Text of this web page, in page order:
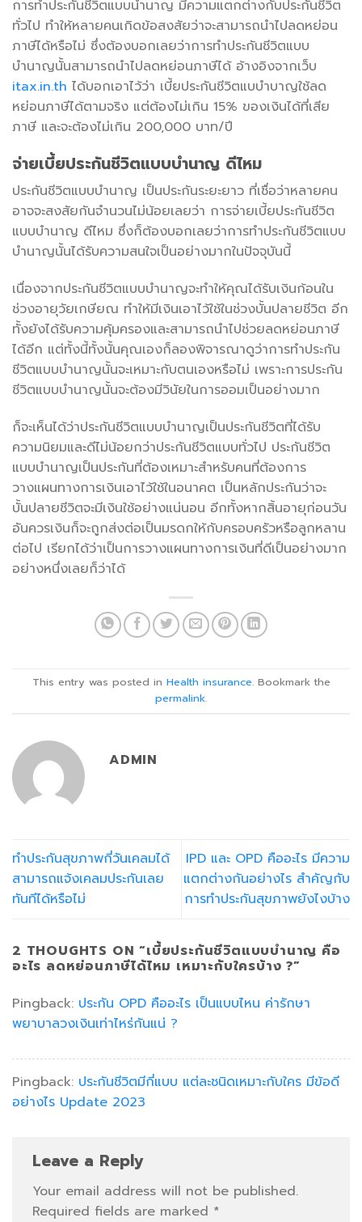
การทำประกันชีวิตแบบนำนาญ มีความแตกต่างกับประกันชีวิต
ทั่วไป ทำให้หลายคนเกิดข้อสงสัยว่าจะสามารถนำไปลดหย่อน
ภาษีได้หรือไม่ ซึ่งต้องบอกเลยว่าการทำประกันชีวิตแบบ
บำนาญนั้นสามารถนำไปลดหย่อนภาษีได้ อ้างอิงจากเว็บ
itax.in.th ได้บอกเอาไว้ว่า เบี้ยประกันชีวิตแบบำบาญใช้ลด
หย่อนภาษีได้ตามจริง แต่ต้องไม่เกิน 15% ของเงินได้ที่เสีย
ภาษี และจะต้องไม่เกิน 200,000 บาท/ปี
จ่ายเบี้ยประกันชีวิตแบบบำนาญ ดีไหม
ประกันชีวิตแบบบำนาญ เป็นประกันระยะยาว ที่เชื่อว่าหลายคน
อาจจะสงสัยกันจำนวนไม่น้อยเลยว่า การจ่ายเบี้ยประกันชีวิต
แบบบำนาญ ดีไหม ซึ่งก็ต้องบอกเลยว่าการทำประกันชีวิตแบบ
บำนาญนั้นได้รับความสนใจเป็นอย่างมากในปัจจุบันนี้
เนื่องจากประกันชีวิตแบบบำนาญจะทำให้คุณได้รับเงินก้อนใน
ช่วงอายุวัยเกษียณ ทำให้มีเงินเอาไว้ใช้ในช่วงบั้นปลายชีวิต อีก
ทั้งยังได้รับความคุ้มครองและสามารถนำไปช่วยลดหย่อนภาษี
ได้อีก แต่ทั้งนี้ทั้งนั้นคุณเองก็ลองพิจารณาดูว่าการทำประกัน
ชีวิตแบบบำนาญนั้นจะเหมาะกับตนเองหรือไม่ เพราะการประกัน
ชีวิตแบบบำนาญนั้นจะต้องมีวินัยในการออมเป็นอย่างมาก
ก็จะเห็นได้ว่าประกันชีวิตแบบบำนาญเป็นประกันชีวิตที่ได้รับ
ความนิยมและดีไม่น้อยกว่าประกันชีวิตแบบทั่วไป ประกันชีวิต
แบบบำนาญเป็นประกันที่ต้องเหมาะสำหรับคนที่ต้องการ
วางแผนทางการเงินเอาไว้ใช้ในอนาคต เป็นหลักประกันว่าจะ
บั้นปลายชีวิตจะมีเงินใช้อย่างแน่นอน อีกทั้งหากสิ้นอายุก่อนวัน
อันควรเงินก็จะถูกส่งต่อเป็นมรดกให้กับครอบครัวหรือลูกหลาน
ต่อไป เรียกได้ว่าเป็นการวางแผนทางการเงินที่ดีเป็นอย่างมาก
อย่างหนึ่งเลยก็ว่าได้
This entry was posted in Health insurance. Bookmark the
permalink.
ADMIN
ทำประกันสุขภาพกี่วันเคลมได้
สามารถแจ้งเคลมประกันเลย
ทันทีได้หรือไม่
IPD และ OPD คืออะไร มีความ
แตกต่างกันอย่างไร สำคัญกับ
การทำประกันสุขภาพยังไงบ้าง
2 THOUGHTS ON “เบี้ยประกันชีวิตแบบบํานาญ คือ
อะไร ลดหย่อนภาษีได้ไหม เหมาะกับใครบ้าง ?”
Pingback: ประกัน OPD คืออะไร เป็นแบบไหน ค่ารักษา
พยาบาลวงเงินเท่าไหร่กันแน่ ?
Pingback: ประกันชีวิตมีกี่แบบ แต่ละชนิดเหมาะกับใคร มีข้อดี
อย่างไร Update 2023
Leave a Reply
Your email address will not be published.
Required fields are marked *